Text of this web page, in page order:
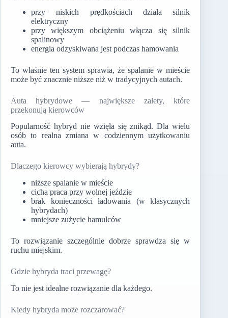
przy niskich prędkościach działa silnik
elektryczny
przy większym obciążeniu włącza się silnik
spalinowy
energia odzyskiwana jest podczas hamowania
To właśnie ten system sprawia, że spalanie w mieście
może być znacznie niższe niż w tradycyjnych autach.
Auta hybrydowe — największe zalety, które
przekonują kierowców
Popularność hybryd nie wzięła się znikąd. Dla wielu
osób to realna zmiana w codziennym użytkowaniu
auta.
Dlaczego kierowcy wybierają hybrydy?
niższe spalanie w mieście
cicha praca przy wolnej jeździe
brak konieczności ładowania (w klasycznych
hybrydach)
mniejsze zużycie hamulców
To rozwiązanie szczególnie dobrze sprawdza się w
ruchu miejskim.
Gdzie hybryda traci przewagę?
To nie jest idealne rozwiązanie dla każdego.
Kiedy hybryda może rozczarować?